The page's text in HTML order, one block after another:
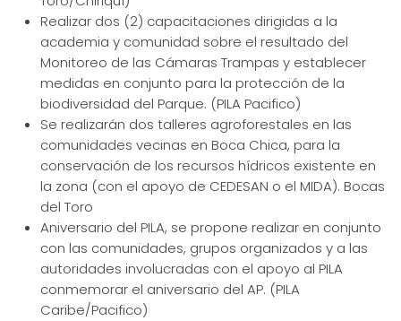
Realizar dos (2) capacitaciones dirigidas a la
academia y comunidad sobre el resultado del
Monitoreo de las Cámaras Trampas y establecer
medidas en conjunto para la protección de la
biodiversidad del Parque. (PILA Pacifico)
Se realizarán dos talleres agroforestales en las
comunidades vecinas en Boca Chica, para la
conservación de los recursos hídricos existente en
la zona (con el apoyo de CEDESAN o el MIDA). Bocas
del Toro
Aniversario del PILA, se propone realizar en conjunto
con las comunidades, grupos organizados y a las
autoridades involucradas con el apoyo al PILA
conmemorar el aniversario del AP. (PILA
Caribe/Pacifico)